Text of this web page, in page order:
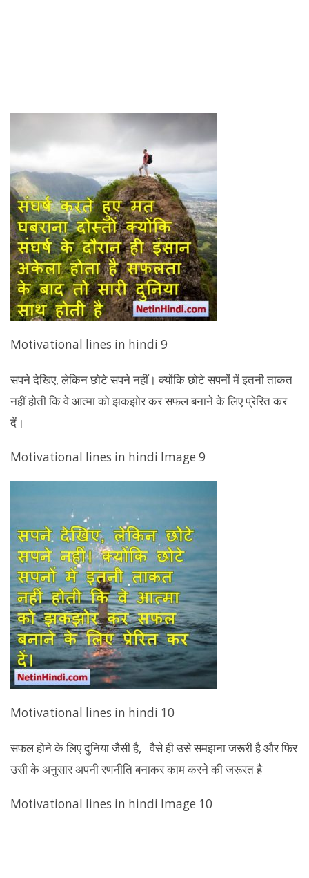
Motivational lines in hindi 9
सपने देखिए, लेकिन छोटे सपने नहीं। क्योंकि छोटे सपनों में इतनी ताकत
नहीं होती कि वे आत्मा को झकझोर कर सफल बनाने के लिए प्रेरित कर
दें।
Motivational lines in hindi Image 9
Motivational lines in hindi 10
सफल होने के लिए दुनिया जैसी है, वैसे ही उसे समझना जरूरी है और फिर
उसी के अनुसार अपनी रणनीति बनाकर काम करने की जरूरत है
Motivational lines in hindi Image 10